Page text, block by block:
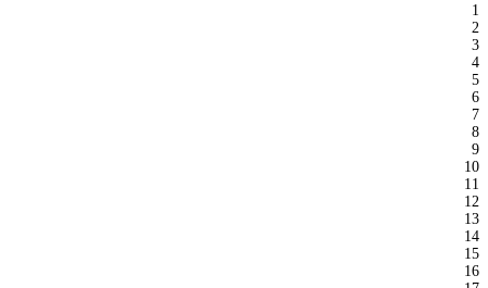
1
2
3
4
5
6
7
8
9
10
11
12
13
14
15
16